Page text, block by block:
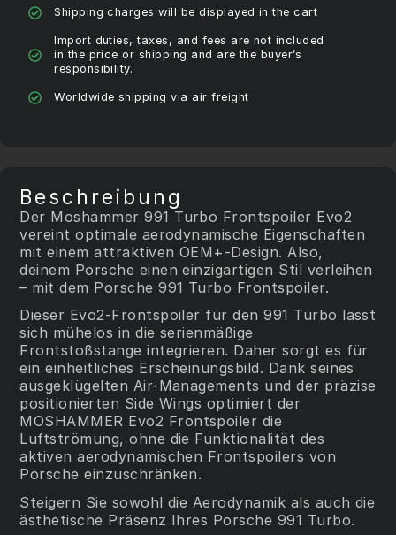
Shipping charges will be displayed in the cart
Import duties, taxes, and fees are not included
in the price or shipping and are the buyer’s
responsibility.
Worldwide shipping via air freight
Beschreibung
Der Moshammer 991 Turbo Frontspoiler Evo2
vereint optimale aerodynamische Eigenschaften
mit einem attraktiven OEM+-Design. Also,
deinem Porsche einen einzigartigen Stil verleihen
– mit dem Porsche 991 Turbo Frontspoiler.
Dieser Evo2-Frontspoiler für den 991 Turbo lässt
sich mühelos in die serienmäßige
Frontstoßstange integrieren. Daher sorgt es für
ein einheitliches Erscheinungsbild. Dank seines
ausgeklügelten Air-Managements und der präzise
positionierten Side Wings optimiert der
MOSHAMMER Evo2 Frontspoiler die
Luftströmung, ohne die Funktionalität des
aktiven aerodynamischen Frontspoilers von
Porsche einzuschränken.
Steigern Sie sowohl die Aerodynamik als auch die
ästhetische Präsenz Ihres Porsche 991 Turbo.